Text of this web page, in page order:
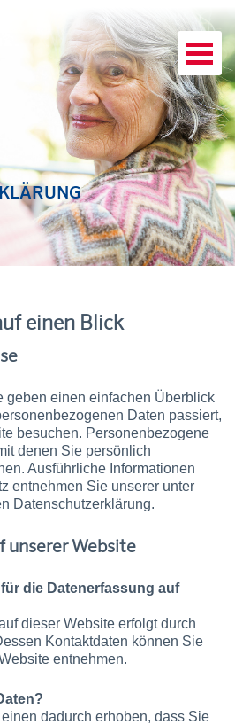
einen Blick
geben einen einfachen Überblick
Daten passiert,
besuchen. Personenbezogene
denen Sie persönlich
Ausführliche Informationen
entnehmen Sie unserer unter
Datenschutzerklärung.
unserer Website
die Datenerfassung auf
dieser Website erfolgt durch
Kontaktdaten können Sie
entnehmen.
dadurch erhoben, dass Sie